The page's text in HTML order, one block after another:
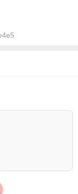
以在里面去体验，